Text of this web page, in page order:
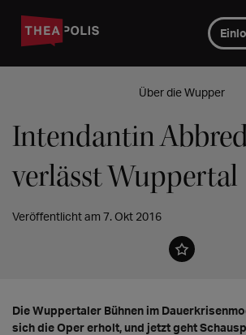
Über die Wupper
Intendantin
verlässt Wuppertal
Veröffentlicht am 7. Okt 2016
Die Wuppertaler Bühnen im
sich die Oper erholt, und jetzt geht